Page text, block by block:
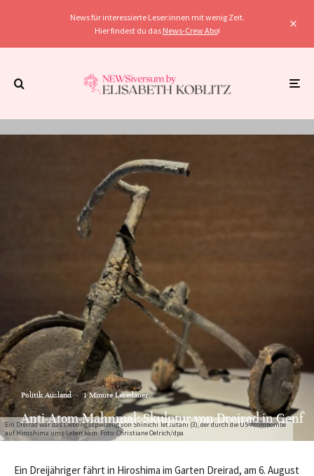
News für interessierte Leser:innen mit wenig Zeit.
Hier findest du das News-Crew Abo!
Ein Dreirad war das Lieblingsspielzeug von Shinichi Tetsutani (3), der durch die US-Atombombe
auf Hiroshima ums Leben kam. Foto: Christiane Oelrich/dpa
Politik Ausland · 1 Minute Lesedauer
Anti-Atom-Mahnmal: Skulptur von Dreirad in Genf
Ein Dreijähriger fährt in Hiroshima im Garten Dreirad, am 6. August